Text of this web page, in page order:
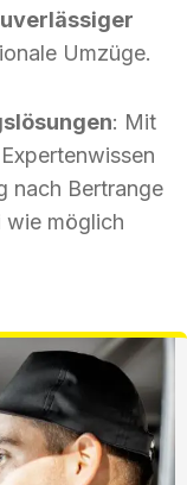
Umzüge.
: Mit
nach Bertrange
wie möglich